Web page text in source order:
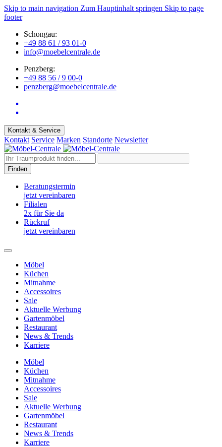
Skip to main navigation Zum Hauptinhalt springen Skip to page
footer
Schongau:
+49 88 61 / 93 01-0
info@moebelcentrale.de
Penzberg:
+49 88 56 / 9 00-0
penzberg@moebelcentrale.de
Kontakt & Service
Kontakt Service Marken Standorte Newsletter
Finden
Beratungstermin
jetzt vereinbaren
Filialen
2x für Sie da
Rückruf
jetzt vereinbaren
Möbel
Küchen
Mitnahme
Accessoires
Sale
Aktuelle Werbung
Gartenmöbel
Restaurant
News & Trends
Karriere
Möbel
Küchen
Mitnahme
Accessoires
Sale
Aktuelle Werbung
Gartenmöbel
Restaurant
News & Trends
Karriere